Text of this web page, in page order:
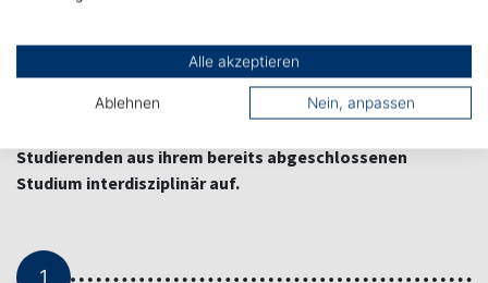
wider. In modularen Veranstaltungen werden
führungsrelevante Kompetenzfelder im Einzelnen
gezielt bearbeitet und miteinander verknüpft. Die
Studierenden aus ihrem bereits abgeschlossenen
Studium interdisziplinär auf.
1
Alle akzeptieren
Ablehnen Nein, anpassen